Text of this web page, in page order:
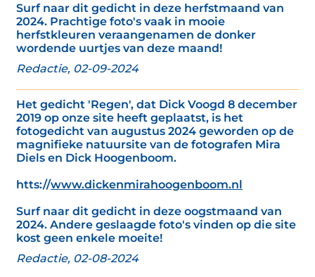
Surf naar dit gedicht in deze herfstmaand van
2024. Prachtige foto's vaak in mooie
herfstkleuren veraangenamen de donker
wordende uurtjes van deze maand!
Redactie, 02-09-2024
Het gedicht 'Regen', dat Dick Voogd 8 december
2019 op onze site heeft geplaatst, is het
fotogedicht van augustus 2024 geworden op de
magnifieke natuursite van de fotografen Mira
Diels en Dick Hoogenboom.
htts://www.dickenmirahoogenboom.nl
Surf naar dit gedicht in deze oogstmaand van
2024. Andere geslaagde foto's vinden op die site
kost geen enkele moeite!
Redactie, 02-08-2024